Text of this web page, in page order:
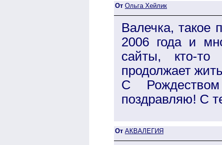
От Ольга Хейлик
Валечка, такое
2006 года и
сайты, кто-
продолжает
С
поздравляю! С
От АКВАЛЕГИЯ